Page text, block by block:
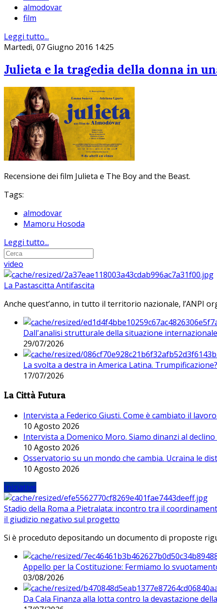
almodovar
film
Leggi tutto...
Martedì, 07 Giugno 2016 14:25
Julieta e la tragedia della donna in
Recensione dei film Julieta e The Boy and the Beast.
Tags:
almodovar
Mamoru Hosoda
Leggi tutto...
video
La Pastascitta Antifascita
Anche quest’anno, in tutto il territorio nazionale, l’ANPI
Dall'analisi strutturale della situazione
29/07/2026
La svolta a destra in America Latina. Trumpificazione?
17/07/2026
La Città Futura
Intervista a Federico Giusti. Come è cambiato il
10 Agosto 2026
Intervista a Domenico Moro. Siamo dinanzi al declino
10 Agosto 2026
Osservatorio su un mondo che cambia. Ucraina le
10 Agosto 2026
Iniziative
Stadio della Roma a Pietralata: incontro tra il
il giudizio negativo sul progetto
Si è proceduto depositando un documento di proposte
Appello per la Costituzione: Fermiamo lo
03/08/2026
Da Cala Finanza alla lotta contro la devastazione